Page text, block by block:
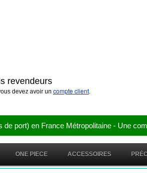
revendeurs
devez avoir un compte client.
port) en France Métropolitaine - Une
ONE PIECE ACCESSOIRES